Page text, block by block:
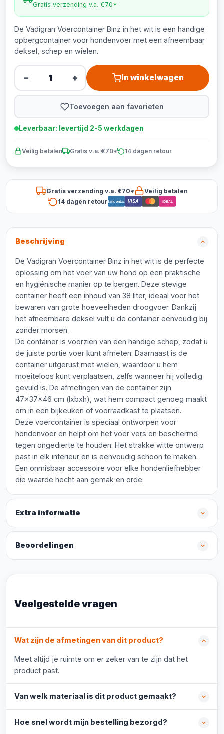
Gratis verzending v.a. €70*
De Vadigran Voercontainer Binz in het wit is een handige
opbergcontainer voor hondenvoer met een afneembaar
deksel, schep en wielen.
− + In winkelwagen
Toevoegen aan favorieten
Leverbaar: levertijd 2-5 werkdagen
Veilig betalen Gratis v.a. €70* 14 dagen retour
Gratis verzending v.a. €70*
Veilig betalen
14 dagen retourBancontact VISA iDEAL
Beschrijving
De Vadigran Voercontainer Binz in het wit is de perfecte
oplossing om het voer van uw hond op een praktische
en hygiënische manier op te bergen. Deze stevige
container heeft een inhoud van 38 liter, ideaal voor het
bewaren van grote hoeveelheden droogvoer. Dankzij
het afneembare deksel vult u de container eenvoudig bij
zonder morsen.
De container is voorzien van een handige schep, zodat u
de juiste portie voer kunt afmeten. Daarnaast is de
container uitgerust met wielen, waardoor u hem
moeiteloos kunt verplaatsen, zelfs wanneer hij volledig
gevuld is. De afmetingen van de container zijn
47x37x46 cm (lxbxh), wat hem compact genoeg maakt
om in een bijkeuken of voorraadkast te plaatsen.
Deze voercontainer is speciaal ontworpen voor
hondenvoer en helpt om het voer vers en beschermd
tegen ongedierte te houden. Het strakke witte ontwerp
past in elk interieur en is eenvoudig schoon te maken.
Een onmisbaar accessoire voor elke hondenliefhebber
die waarde hecht aan gemak en orde.
Extra informatie
Beoordelingen
Veelgestelde vragen
Wat zijn de afmetingen van dit product?
Meet altijd je ruimte om er zeker van te zijn dat het
product past.
Van welk materiaal is dit product gemaakt?
Hoe snel wordt mijn bestelling bezorgd?